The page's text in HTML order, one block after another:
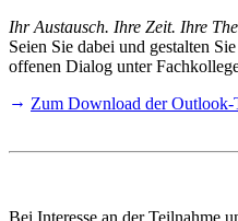
Ihr Austausch. Ihre Zeit. Ihre
Seien Sie dabei und gestalten
offenen Dialog unter
Zum Download der Outlook-
Bei Interesse an der Teilnahme